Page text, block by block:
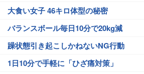
大食い女子 46キロ体型の秘密
バランスボール毎日10分で20kg減
躁状態引き起こしかねないNG行動
1日10分で手軽に「ひざ痛対策」